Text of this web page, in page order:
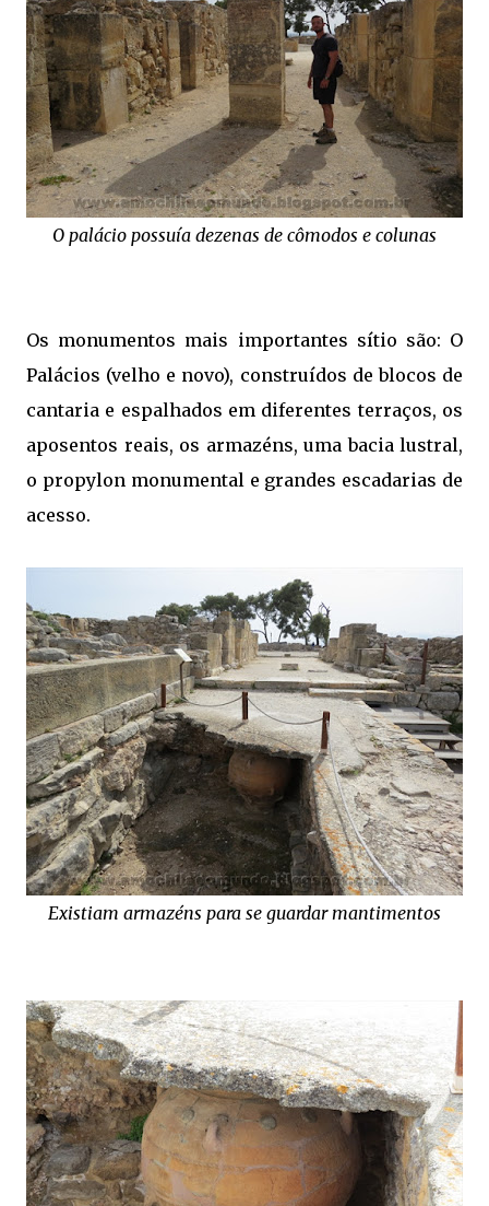
O palácio possuía dezenas de cômodos e colunas
Os monumentos mais importantes sítio são: O
Palácios (velho e novo), construídos de blocos de
cantaria e espalhados em diferentes terraços, os
aposentos reais, os armazéns, uma bacia lustral,
o propylon monumental e grandes escadarias de
acesso.
Existiam armazéns para se guardar mantimentos